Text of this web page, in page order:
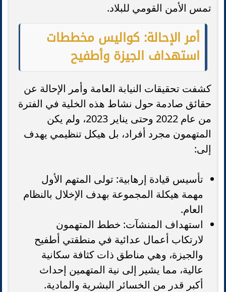
تمس الأمن القومي للبلاد.
أمر الإحالة: كواليس مخططات
استهداف الجيزة وأطفيح
كشفت تحقيقات النيابة العامة وأمر الإحالة عن
حقائق صادمة حول نشاط هذه الخلية في الفترة
من عام 2022 وحتى يناير 2023، ولم يكن
المتهمون مجرد أفراد، بل هيكل تنظيمي يهدف
إلى:
تأسيس قيادة إرهابية: تولى المتهم الأول
مهمة هيكلة المجموعة بهدف الإخلال بالنظام
العام.
استهداف المنشآت: خطط المتهمون
لارتكاب أعمال عدائية في منطقتي أطفيح
والجيزة، وهي مناطق ذات كثافة سكانية
عالية، مما يشير إلى نية المتهمين إحداث
أكبر قدر من الخسائر البشرية والمادية.